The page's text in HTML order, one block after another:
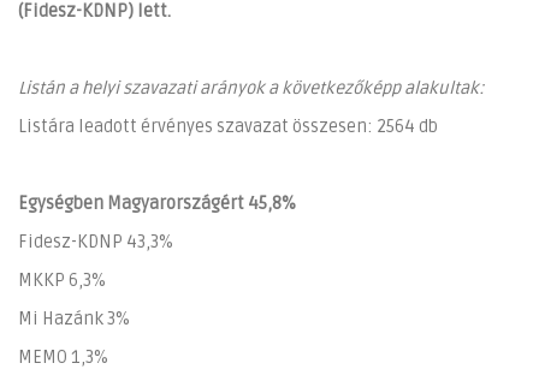
(Fidesz-KDNP) lett.
Listán a helyi szavazati arányok a következőképp alakultak:
Listára leadott érvényes szavazat összesen: 2564 db
Egységben Magyarországért 45,8%
Fidesz-KDNP 43,3%
MKKP 6,3%
Mi Hazánk 3%
MEMO 1,3%